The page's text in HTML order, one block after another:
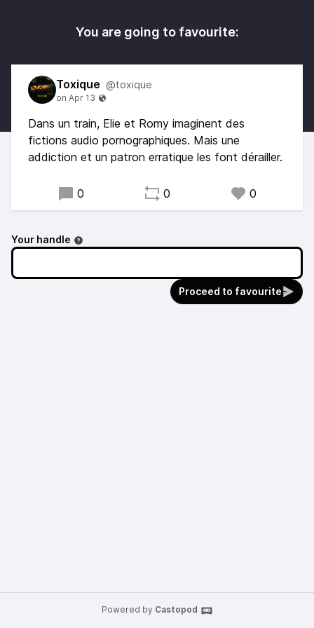
You are going to favourite:
Toxique @toxique
Dans un train, Elie et Romy imaginent des
fictions audio pornographiques. Mais une
addiction et un patron erratique les font dérailler.
0 0 0
Your handle
Proceed to favourite
Powered by Castopod